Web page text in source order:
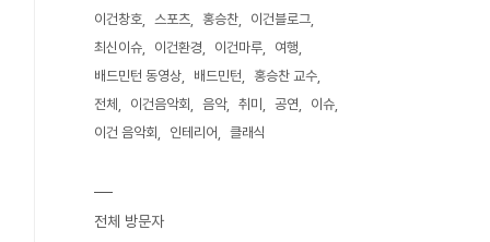
이건창호
스포츠 홍승찬
이건블로그
최신이슈
이건환경 이건마루
여행
배드민턴 동영상
배드민턴
홍승찬 교수
전체
이건음악회 음악 취미 공연
이슈
이건 음악회
인테리어 클래식
전체 방문자